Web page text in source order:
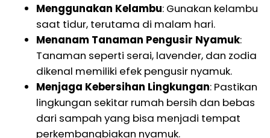
Menggunakan Kelambu: Gunakan kelambu
saat tidur, terutama di malam hari.
Menanam Tanaman Pengusir Nyamuk:
Tanaman seperti serai, lavender, dan zodia
dikenal memiliki efek pengusir nyamuk.
Menjaga Kebersihan Lingkungan: Pastikan
lingkungan sekitar rumah bersih dan bebas
dari sampah yang bisa menjadi tempat
perkembangbiakan nyamuk.